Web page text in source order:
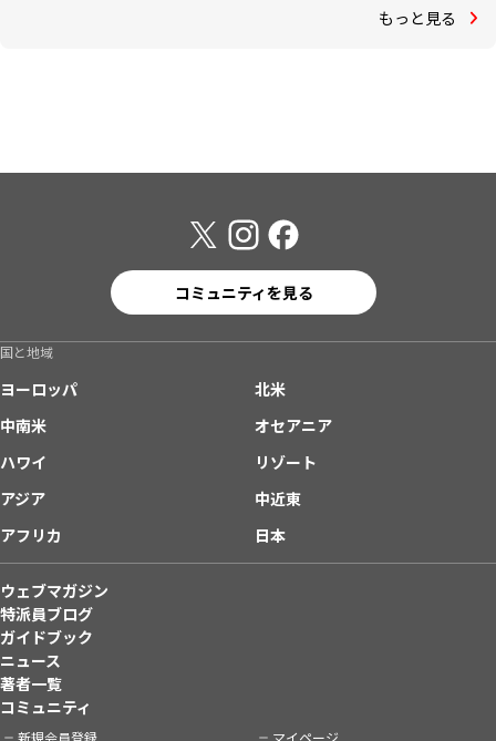
もっと見る
コミュニティを見る
国と地域
ヨーロッパ
北米
中南米
オセアニア
ハワイ
リゾート
アジア
中近東
アフリカ
日本
ウェブマガジン
特派員ブログ
ガイドブック
ニュース
著者一覧
コミュニティ
新規会員登録 マイページ